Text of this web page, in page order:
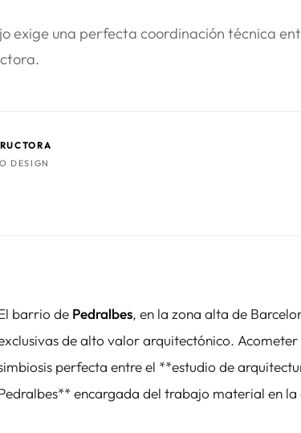
exige una perfecta coordinación técnica
DESIGN
barrio de Pedralbes, en la zona alta de
de alto valor arquitectónico.
perfecta entre el **estudio de
encargada del trabajo material en la